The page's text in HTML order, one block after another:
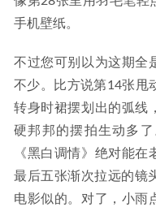
手机壁纸。
不过您可别以为这期全
不少。比方说第14张甩
转身时裙摆划出的弧线
硬邦邦的摆拍生动多
《黑白调情》绝对能
最后五张渐次拉远的镜
电影似的。对了，小雨